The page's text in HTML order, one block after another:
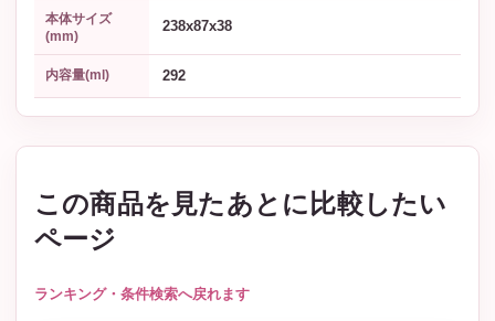
本体サイズ
(mm)
238x87x38
内容量(ml) 292
この商品を見たあとに比較したい
ページ
ランキング・条件検索へ戻れます